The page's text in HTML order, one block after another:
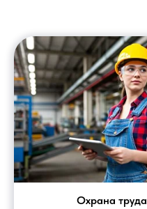
Охрана труда